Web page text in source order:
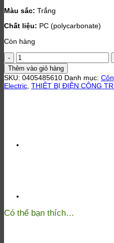
Màu sắc: Trắng
Chất liệu: PC (polycarbonate)
Còn hàng
Bộ
ổ
cắm
đôi
3
lượng
Thêm vào giỏ hàng
SKU: 0405485610 Danh mục:
Electric THIẾT BỊ ĐIỆN CÔNG
Có thể bạn thích…